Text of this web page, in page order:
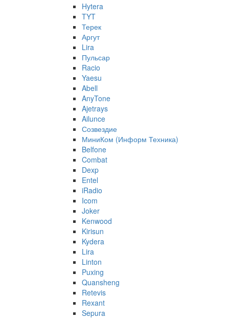
Hytera
TYT
Терек
Аргут
Lira
Пульсар
Racio
Yaesu
Abell
AnyTone
Ajetrays
Ailunce
Созвездие
МиниКом (Информ Техника)
Belfone
Combat
Dexp
Entel
iRadio
Icom
Joker
Kenwood
Kirisun
Kydera
Lira
Linton
Puxing
Quansheng
Retevis
Rexant
Sepura